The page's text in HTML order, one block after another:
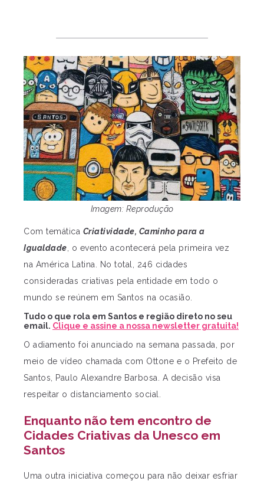
Imagem: Reprodução
Com temática Criatividade, Caminho para a
Igualdade , o evento acontecerá pela primeira vez
na América Latina. No total, 246 cidades
consideradas criativas pela entidade em todo o
mundo se reúnem em Santos na ocasião.
Tudo o que rola em Santos e região direto no seu
email. Clique e assine a nossa newsletter gratuita!
O adiamento foi anunciado na semana passada, por
meio de vídeo chamada com Ottone e o Prefeito de
Santos, Paulo Alexandre Barbosa. A decisão visa
respeitar o distanciamento social.
Enquanto não tem encontro de
Cidades Criativas da Unesco em
Santos
Uma outra iniciativa começou para não deixar esfriar